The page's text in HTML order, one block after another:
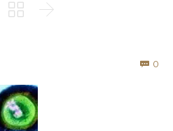
 
 0